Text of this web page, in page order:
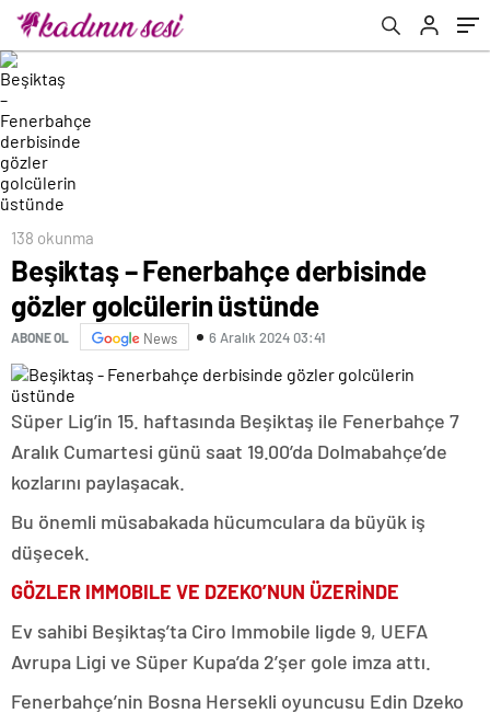
138 okunma
Beşiktaş – Fenerbahçe derbisinde
gözler golcülerin üstünde
ABONE OL News 6 Aralık 2024 03:41
Süper Lig’in 15. haftasında Beşiktaş ile Fenerbahçe 7
Aralık Cumartesi günü saat 19.00’da Dolmabahçe’de
kozlarını paylaşacak.
Bu önemli müsabakada hücumculara da büyük iş
düşecek.
GÖZLER IMMOBILE VE DZEKO’NUN ÜZERİNDE
Ev sahibi Beşiktaş’ta Ciro Immobile ligde 9, UEFA
Avrupa Ligi ve Süper Kupa’da 2’şer gole imza attı.
Fenerbahçe’nin Bosna Hersekli oyuncusu Edin Dzeko